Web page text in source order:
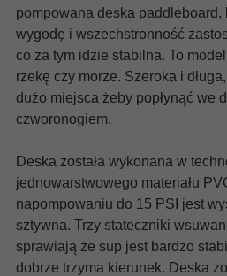
pompowana deska paddleboard,
wygodę i wszechstronność
co za tym idzie stabilna. To
rzekę czy morze. Szeroka i
dużo miejsca żeby popłynąć we
czworonogiem.
Deska została wykonana w
jednowarstwowego materiału
napompowaniu do 15 PSI jest
sztywna. Trzy stateczniki
sprawiają że sup jest bardzo
dobrze trzyma kierunek. Deska